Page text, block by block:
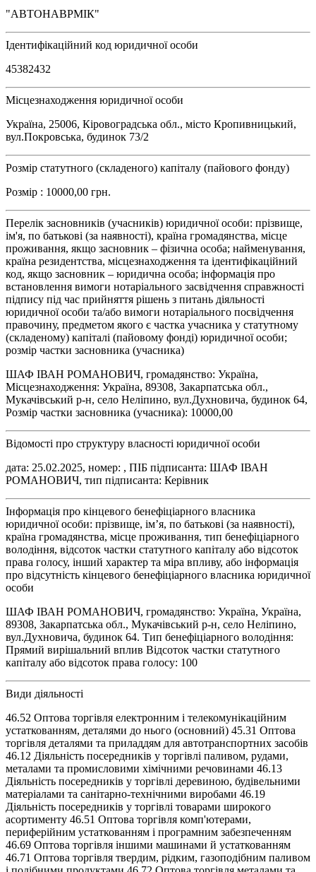
"АВТОНАВРМІК"
Ідентифікаційний код юридичної особи
45382432
Місцезнаходження юридичної особи
Україна, 25006, Кіровоградська обл., місто Кропивницький,
вул.Покровська, будинок 73/2
Розмір статутного (складеного) капіталу (пайового фонду)
Розмір : 10000,00 грн.
Перелік засновників (учасників) юридичної особи: прізвище,
ім'я, по батькові (за наявності), країна громадянства, місце
проживання, якщо засновник – фізична особа; найменування,
країна резидентства, місцезнаходження та ідентифікаційний
код, якщо засновник – юридична особа; інформація про
встановлення вимоги нотаріального засвідчення справжності
підпису під час прийняття рішень з питань діяльності
юридичної особи та/або вимоги нотаріального посвідчення
правочину, предметом якого є частка учасника у статутному
(складеному) капіталі (пайовому фонді) юридичної особи;
розмір частки засновника (учасника)
ШАФ ІВАН РОМАНОВИЧ, громадянство: Україна,
Місцезнаходження: Україна, 89308, Закарпатська обл.,
Мукачівський р-н, село Неліпино, вул.Духновича, будинок 64,
Розмір частки засновника (учасника): 10000,00
Відомості про структуру власності юридичної особи
дата: 25.02.2025, номер: , ПІБ підписанта: ШАФ ІВАН
РОМАНОВИЧ, тип підписанта: Керівник
Інформація про кінцевого бенефіціарного власника
юридичної особи: прізвище, ім’я, по батькові (за наявності),
країна громадянства, місце проживання, тип бенефіціарного
володіння, відсоток частки статутного капіталу або відсоток
права голосу, інший характер та міра впливу, або інформація
про відсутність кінцевого бенефіціарного власника юридичної
особи
ШАФ ІВАН РОМАНОВИЧ, громадянство: Україна, Україна,
89308, Закарпатська обл., Мукачівський р-н, село Неліпино,
вул.Духновича, будинок 64. Тип бенефіціарного володіння:
Прямий вирішальний вплив Відсоток частки статутного
капіталу або відсоток права голосу: 100
Види діяльності
46.52 Оптова торгівля електронним і телекомунікаційним
устаткованням, деталями до нього (основний) 45.31 Оптова
торгівля деталями та приладдям для автотранспортних засобів
46.12 Діяльність посередників у торгівлі паливом, рудами,
металами та промисловими хімічними речовинами 46.13
Діяльність посередників у торгівлі деревиною, будівельними
матеріалами та санітарно-технічними виробами 46.19
Діяльність посередників у торгівлі товарами широкого
асортименту 46.51 Оптова торгівля комп'ютерами,
периферійним устаткованням і програмним забезпеченням
46.69 Оптова торгівля іншими машинами й устаткованням
46.71 Оптова торгівля твердим, рідким, газоподібним паливом